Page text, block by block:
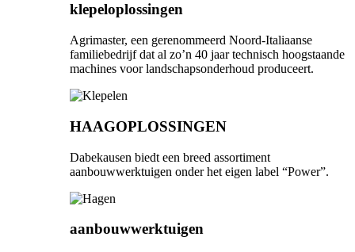
klepeloplossingen
Agrimaster, een gerenommeerd Noord-Italiaanse
familiebedrijf dat al zo’n 40 jaar technisch hoogstaande
machines voor landschapsonderhoud produceert.
HAAGOPLOSSINGEN
Dabekausen biedt een breed assortiment
aanbouwwerktuigen onder het eigen label “Power”.
aanbouwwerktuigen